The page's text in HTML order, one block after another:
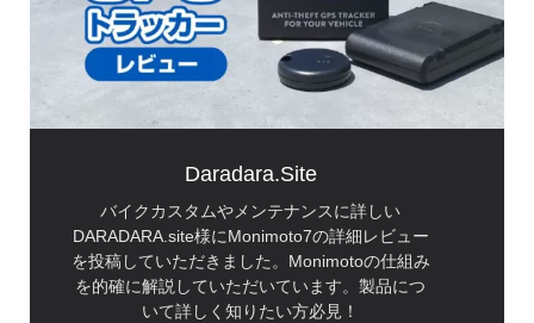
Daradara.site
バイクカスタムやメンテナンスに詳しい
DARADARA.site様にMonimoto7の詳細レビュー
を投稿していただきました。Monimotoの仕組み
を的確に解説していただいています。製品につ
いて詳しく知りたい方必見！